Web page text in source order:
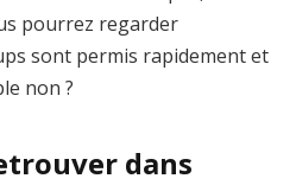
pourrez regarder
sont permis rapidement et
non ?
dans